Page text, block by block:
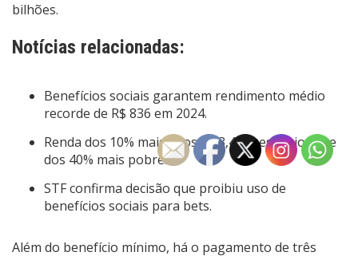
bilhões.
Notícias relacionadas:
Benefícios sociais garantem rendimento médio
recorde de R$ 836 em 2024.
Renda dos 10% mais ricos é 13,4 vezes maior que
dos 40% mais pobres.
STF confirma decisão que proibiu uso de
benefícios sociais para bets.
Além do benefício mínimo, há o pagamento de três